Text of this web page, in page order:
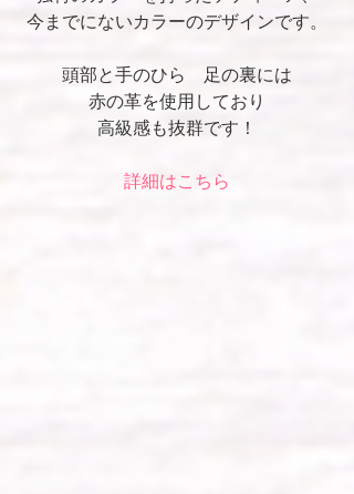
今までにないカラーのデザインです。
頭部と手のひら　足の裏には
赤の革を使用しており
高級感も抜群です！
詳細はこちら